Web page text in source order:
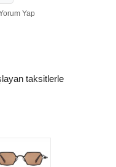
Yap
taksitlerle